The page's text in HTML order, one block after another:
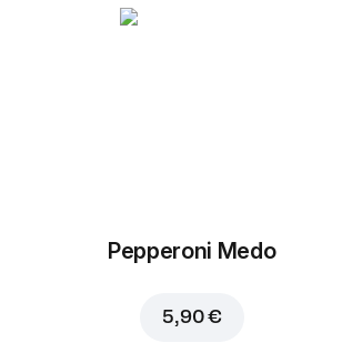
Pepperoni Medo
5,90 €